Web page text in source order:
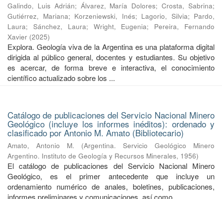
Galindo, Luis Adrián; Álvarez, María Dolores;Crosta, Sabrina;
Gutiérrez, Mariana; Korzeniewski, Inés; Lagorio, Silvia; Pardo,
Laura; Sánchez, Laura; Wright, Eugenia; Pereira, Fernando
Xavier (2025)
Explora. Geología viva de la Argentina es una plataforma digital
dirigida al público general, docentes y estudiantes. Su objetivo
es acercar, de forma breve e interactiva, el conocimiento
científico actualizado sobre los ...
Catálogo de publicaciones del Servicio Nacional Minero
Geológico (incluye los informes inéditos): ordenado y
clasificado por Antonio M. Amato (Bibliotecario)
Amato, Antonio M. (Argentina. Servicio Geológico Minero
Argentino. Instituto de Geología y Recursos Minerales, 1956)
El catálogo de publicaciones del Servicio Nacional Minero
Geológico, es el primer antecedente que incluye un
ordenamiento numérico de anales, boletines, publicaciones,
informes preliminares y comunicaciones, así como ...